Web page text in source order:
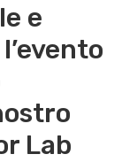
e
Lab